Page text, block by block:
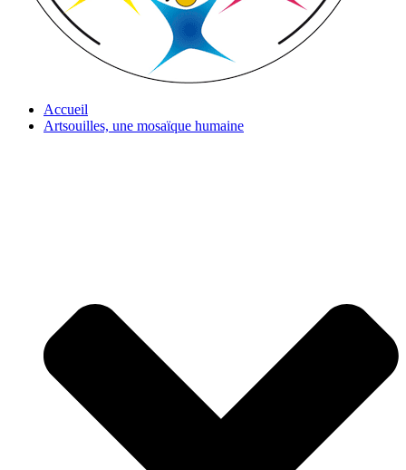
Accueil
Artsouilles, une mosaïque humaine